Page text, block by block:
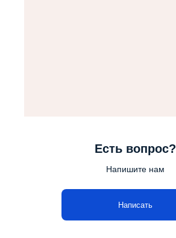
Есть вопрос?
Напишите нам
Написать